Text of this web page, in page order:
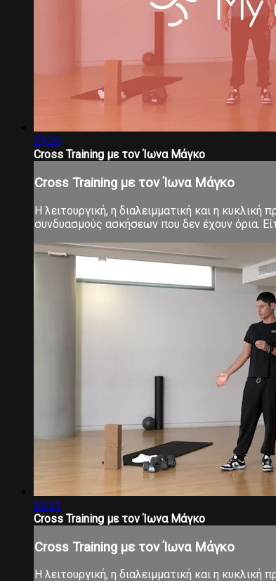
29:26
Cross Training με τον Ίωνα Μάγκο
Cross Training με τον Ίωνα Μάγκο
Η λειτουργική, η διαλειμματική και η
συνδυασμούς ασκήσεων που δεν έχουν όρια.
30:51
Cross Training με τον Ίωνα Μάγκο
Cross Training με τον Ίωνα Μάγκο
Η λειτουργική, η διαλειμματική και η